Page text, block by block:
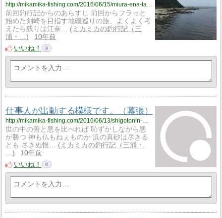
前回釣行記からのあらすじ 前回からフラっと
始めた剣崎を目指す地磯巡りの旅、よくよく考
えたら残りは江奈…
ミカミカの釣行記（三
浦・…
10年前
いいね！
9
仕事人が出動する模様です。（幕張）
http://mikamika-fishing.com/2016/06/13/shigotonin-makuhari-honbinosu/
世の中の善と悪を比べれば 恥ずかしながら悪
が勝つ 神も仏もねぇものか 浜の真砂は尽きる
とも 尽きぬ恨…
ミカミカの釣行記（三浦・
…
10年前
いいね！
8